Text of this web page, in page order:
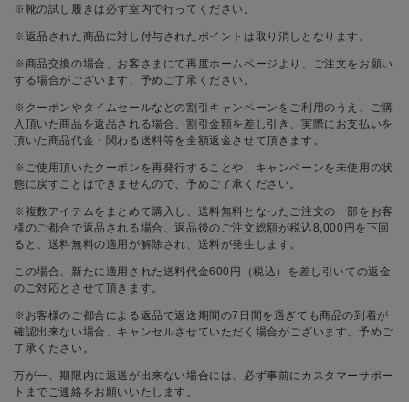
※靴の試し履きは必ず室内で行ってください。
※返品された商品に対し付与されたポイントは取り消しとなります。
※商品交換の場合、お客さまにて再度ホームページより、ご注文をお願い
する場合がございます、予めご了承ください。
※クーポンやタイムセールなどの割引キャンペーンをご利用のうえ、ご購
入頂いた商品を返品される場合、割引金額を差し引き、実際にお支払いを
頂いた商品代金・関わる送料等を全額返金させて頂きます。
※ご使用頂いたクーポンを再発行することや、キャンペーンを未使用の状
態に戻すことはできませんので、予めご了承ください。
※複数アイテムをまとめて購入し、送料無料となったご注文の一部をお客
様のご都合で返品される場合、返品後のご注文総額が税込8,000円を下回
ると、送料無料の適用が解除され、送料が発生します。
この場合、新たに適用された送料代金600円（税込）を差し引いての返金
のご対応とさせて頂きます。
※お客様のご都合による返品で返送期間の7日間を過ぎても商品の到着が
確認出来ない場合、キャンセルさせていただく場合がございます。予めご
了承ください。
万が一、期限内に返送が出来ない場合には、必ず事前にカスタマーサポー
トまでご連絡をお願いいたします。